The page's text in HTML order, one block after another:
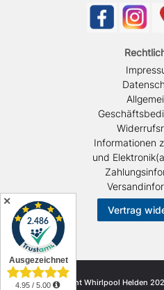
Informationen
und
Vertrag
© Copyright Whirlpool Helden
✕